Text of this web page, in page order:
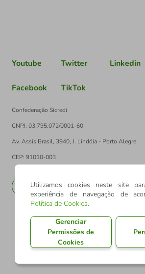
Youtube Twitter Linkedin
Facebook TikTok
Confederação Sicredi
CNPJ: 03.795.072/0001-60
Av. Assis Brasil, 3940, J. Lindóia - Porto Alegre
CEP: 91010-003
EN
Utilizamos cookies neste site
experiência de navegação de
Política de Cookies.
Gerenciar
Permissões de
Cookies